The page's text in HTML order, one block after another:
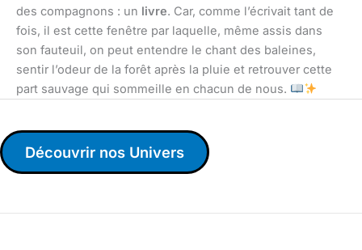
des compagnons : un livre. Car, comme l’écrivait tant de
fois, il est cette fenêtre par laquelle, même assis dans
son fauteuil, on peut entendre le chant des baleines,
sentir l’odeur de la forêt après la pluie et retrouver cette
part sauvage qui sommeille en chacun de nous.
Découvrir nos Univers